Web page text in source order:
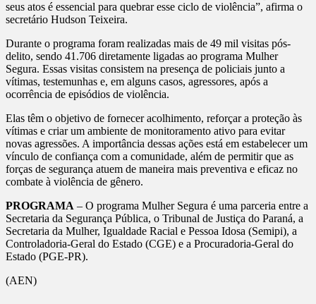
seus atos é essencial para quebrar esse ciclo de violência”, afirma o
secretário Hudson Teixeira.
Durante o programa foram realizadas mais de 49 mil visitas pós-
delito, sendo 41.706 diretamente ligadas ao programa Mulher
Segura. Essas visitas consistem na presença de policiais junto a
vítimas, testemunhas e, em alguns casos, agressores, após a
ocorrência de episódios de violência.
Elas têm o objetivo de fornecer acolhimento, reforçar a proteção às
vítimas e criar um ambiente de monitoramento ativo para evitar
novas agressões. A importância dessas ações está em estabelecer um
vínculo de confiança com a comunidade, além de permitir que as
forças de segurança atuem de maneira mais preventiva e eficaz no
combate à violência de gênero.
PROGRAMA – O programa Mulher Segura é uma parceria entre a
Secretaria da Segurança Pública, o Tribunal de Justiça do Paraná, a
Secretaria da Mulher, Igualdade Racial e Pessoa Idosa (Semipi), a
Controladoria-Geral do Estado (CGE) e a Procuradoria-Geral do
Estado (PGE-PR).
(AEN)